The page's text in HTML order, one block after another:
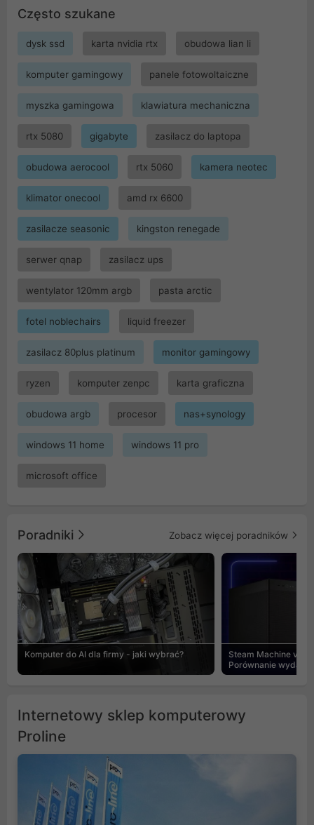
Często szukane
dysk ssd karta nvidia rtx obudowa lian li
komputer gamingowy panele fotowoltaiczne
myszka gamingowa klawiatura mechaniczna
rtx 5080 gigabyte zasilacz do laptopa
obudowa aerocool rtx 5060 kamera neotec
klimator onecool amd rx 6600
zasilacze seasonic kingston renegade
serwer qnap zasilacz ups
wentylator 120mm argb pasta arctic
fotel noblechairs liquid freezer
zasilacz 80plus platinum monitor gamingowy
ryzen komputer zenpc karta graficzna
obudowa argb procesor nas+synology
windows 11 home windows 11 pro
microsoft office
Poradniki Zobacz więcej poradników
Komputer do AI dla firmy - jaki wybrać?
Steam Machine vs
Porównanie
Internetowy sklep komputerowy
Proline